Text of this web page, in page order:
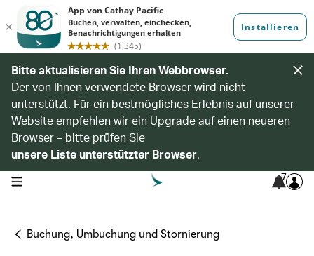
Bitte aktualisieren Sie Ihren Webbrowser.
Der von Ihnen verwendete Browser wird nicht
unterstützt. Für ein bestmögliches Erlebnis auf unserer
Website empfehlen wir ein Upgrade auf einen neueren
Browser – bitte prüfen Sie
unsere Liste unterstützter Browser.
open navigation menu 7
Buchung, Umbuchung und Stornierung